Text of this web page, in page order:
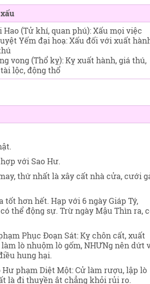
Hao (Tử khí, quan phú): Xấu mọi việc
Yếm đại hoạ: Xấu đối với xuất
vong (Thổ kỵ): Kỵ xuất hành, giá thú,
lộc, động thổ
.
với Sao Hư.
thứ nhất là xây cất nhà cửa, cưới
tốt hơn hết. Hạp với 6 ngày Giáp Tý,
thể động sự. Trừ ngày Mậu Thìn ra,
Phục Đoạn Sát: Kỵ chôn cất, xuất
lò nhuộm lò gốm, NHƯNg nên dứt
hung hại.
Hư phạm Diệt Một: Cử làm rượu, lập lò
là đi thuyền ắt chẳng khỏi rủi ro.